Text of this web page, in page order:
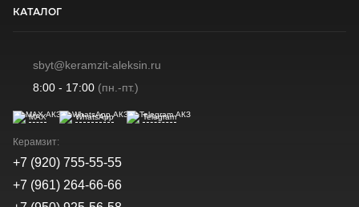
КАТАЛОГ
sbyt@keramzit-aleksin.ru
8:00 - 17:00(пн.-пт.)
MAX WhatsApp Telegram
Керамзит:
+7 (920) 755-55-55
+7 (961) 264-66-66